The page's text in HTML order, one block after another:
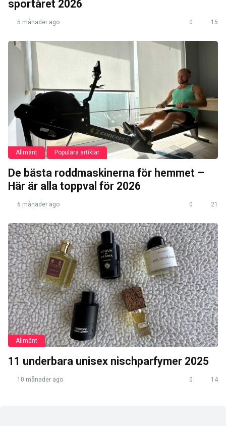
sportåret 2026
5 månader ago 0 15
Allmänt Populära artiklar
De bästa roddmaskinerna för hemmet –
Här är alla toppval för 2026
6 månader ago 0 21
Allmänt
11 underbara unisex nischparfymer 2025
10 månader ago 0 14